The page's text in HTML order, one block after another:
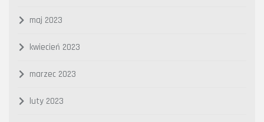
maj 2023
kwiecień 2023
marzec 2023
luty 2023